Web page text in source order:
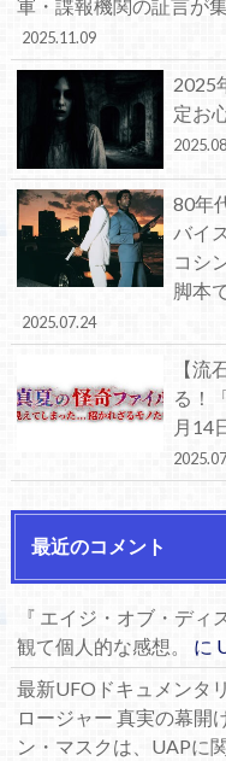
軍・諜報機関の証言が
2025.11.09
2025
定お
80年
バイ
コシ
脚本
2025.07.24
【流
る！
月14
最近のコメント
『 エイジ・オブ・デ
観て個人的な感想。
に
最新UFOドキュメンタ
ロージャー 真実の幕開
ン・マスクは、UAPに